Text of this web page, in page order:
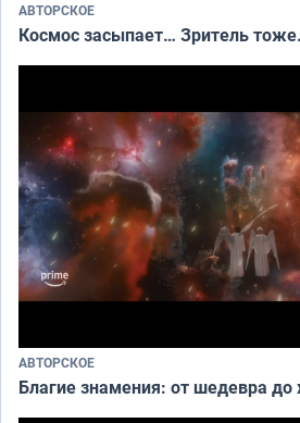
АВТОРСКОЕ
Космос засыпает… Зритель
АВТОРСКОЕ
Благие знамения: от шедевра